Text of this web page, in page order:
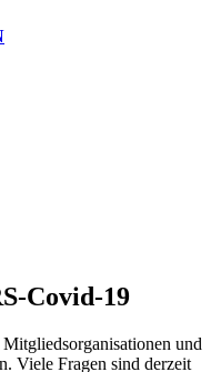
Covid-19
und
Viele Fragen sind derzeit